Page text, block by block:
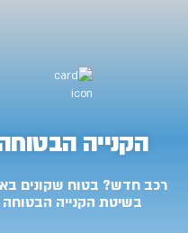
הקנייה
רכב חדש? בטוח שקונים
בשיטת הקנייה הבטוחה